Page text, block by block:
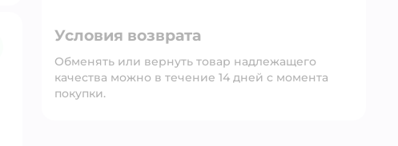
Условия возврата
Обменять или вернуть товар надлежащего
качества можно в течение 14 дней с момента
покупки.